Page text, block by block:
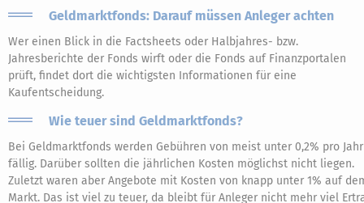
Geldmarktfonds: Darauf müssen Anleger achten
Wer einen Blick in die Factsheets oder Halbjahres- bzw.
Jahresberichte der Fonds wirft oder die Fonds auf Finanzportalen
prüft, findet dort die wichtigsten Informationen für eine
Kaufentscheidung.
Wie teuer sind Geldmarktfonds?
Bei Geldmarktfonds werden Gebühren von meist unter 0,2% pro Jahr
fällig. Darüber sollten die jährlichen Kosten möglichst nicht liegen.
Zuletzt waren aber Angebote mit Kosten von knapp unter 1% auf
Markt. Das ist viel zu teuer, da bleibt für Anleger nicht mehr viel